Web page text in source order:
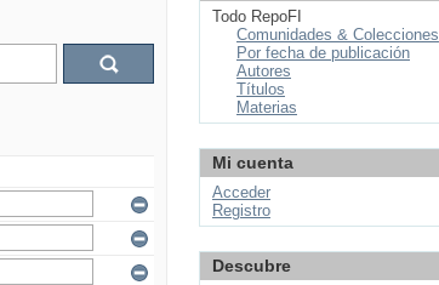
Todo RepoFI
Comunidades & Colecciones
Por fecha de publicación
Autores
Títulos
Materias
Mi cuenta
Acceder
Registro
Descubre